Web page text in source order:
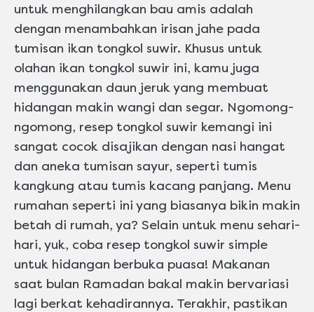
untuk menghilangkan bau amis adalah
dengan menambahkan irisan jahe pada
tumisan ikan tongkol suwir. Khusus untuk
olahan ikan tongkol suwir ini, kamu juga
menggunakan daun jeruk yang membuat
hidangan makin wangi dan segar. Ngomong-
ngomong, resep tongkol suwir kemangi ini
sangat cocok disajikan dengan nasi hangat
dan aneka tumisan sayur, seperti tumis
kangkung atau tumis kacang panjang. Menu
rumahan seperti ini yang biasanya bikin makin
betah di rumah, ya? Selain untuk menu sehari-
hari, yuk, coba resep tongkol suwir simple
untuk hidangan berbuka puasa! Makanan
saat bulan Ramadan bakal makin bervariasi
lagi berkat kehadirannya. Terakhir, pastikan